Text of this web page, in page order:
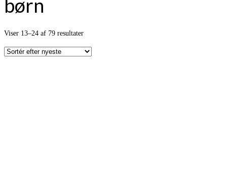
børn
Viser 13–24 af 79 resultaterSorteret
seneste